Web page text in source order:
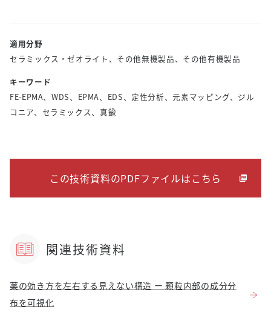
適用分野
セラミックス・ゼオライト、その他無機製品、その他有機製品
キーワード
FE-EPMA、WDS、EPMA、EDS、定性分析、元素マッピング、ジル
コニア、セラミックス、真鍮
この技術資料のPDFファイルはこちら
関連技術資料
薬の効き方を左右する見えない構造 ー 顆粒内部の成分分
布を可視化